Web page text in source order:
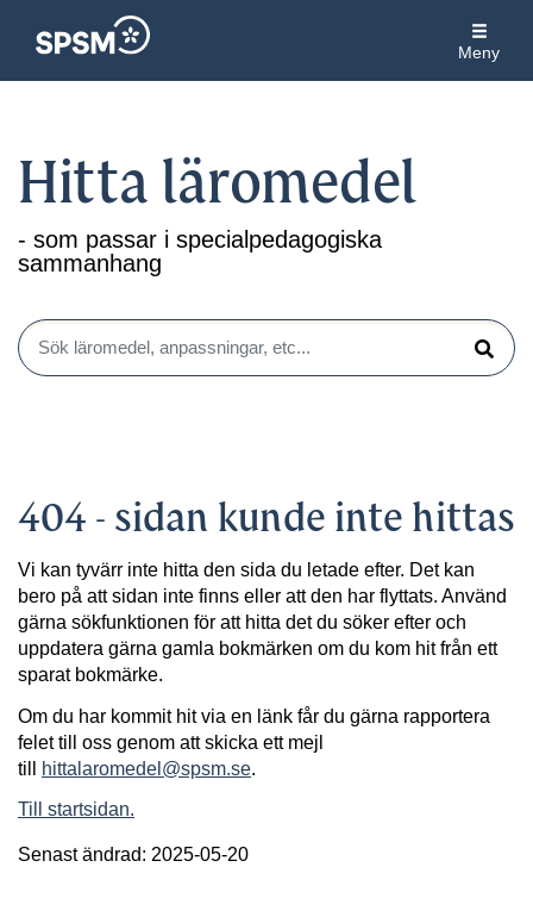
Meny
Hitta läromedel
- som passar i specialpedagogiska
sammanhang
Sök läromedel, anpassningar, etc...
Sök
404 - sidan kunde inte hittas
Vi kan tyvärr inte hitta den sida du letade efter. Det kan
bero på att sidan inte finns eller att den har flyttats. Använd
gärna sökfunktionen för att hitta det du söker efter och
uppdatera gärna gamla bokmärken om du kom hit från ett
sparat bokmärke.
Om du har kommit hit via en länk får du gärna rapportera
felet till oss genom att skicka ett mejl
till
hittalaromedel@spsm.se.
Till startsidan.
Senast ändrad: 2025-05-20